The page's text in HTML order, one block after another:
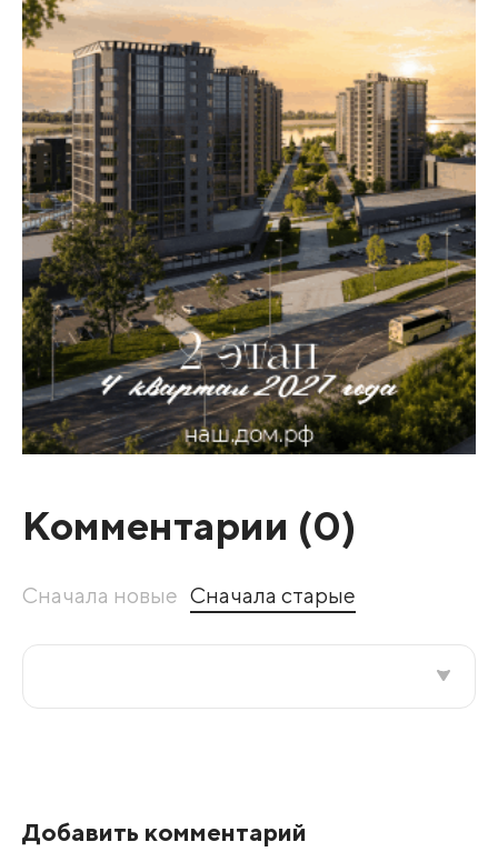
Комментарии (0)
Сначала новые Сначала старые
Добавить комментарий